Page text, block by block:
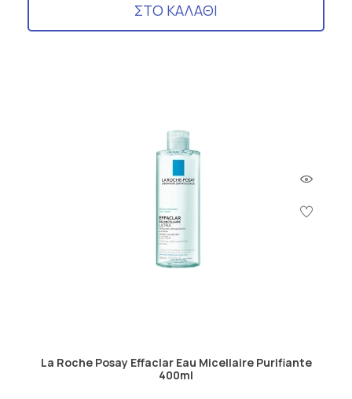
ΣΤΟ ΚΑΛΑΘΙ
La Roche Posay Effaclar Eau Micellaire Purifiante
400ml